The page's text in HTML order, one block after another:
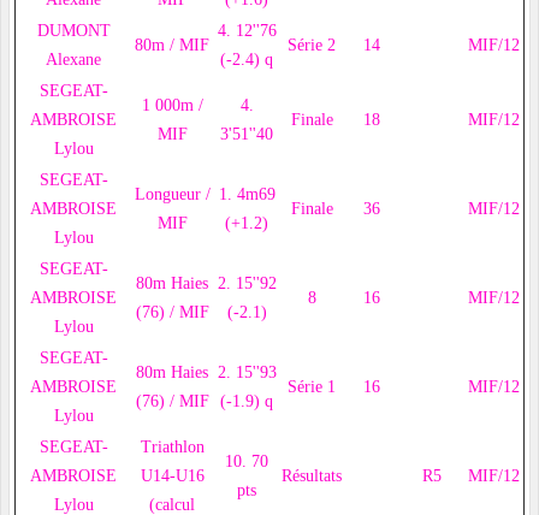
DUMONT
Alexane
80m / MIF
4. 12''76
(-2.4) q
Série 2 14 MIF/12
SEGEAT-
AMBROISE
Lylou
1 000m /
MIF
4.
3'51''40
Finale 18 MIF/12
SEGEAT-
AMBROISE
Lylou
Longueur /
MIF
1. 4m69
(+1.2)
Finale 36 MIF/12
SEGEAT-
AMBROISE
Lylou
80m Haies
(76) / MIF
2. 15''92
(-2.1)
8 16 MIF/12
SEGEAT-
AMBROISE
Lylou
80m Haies
(76) / MIF
2. 15''93
(-1.9) q
Série 1 16 MIF/12
SEGEAT-
AMBROISE
Lylou
Triathlon
U14-U16
(calcul
10. 70
pts
Résultats R5 MIF/12